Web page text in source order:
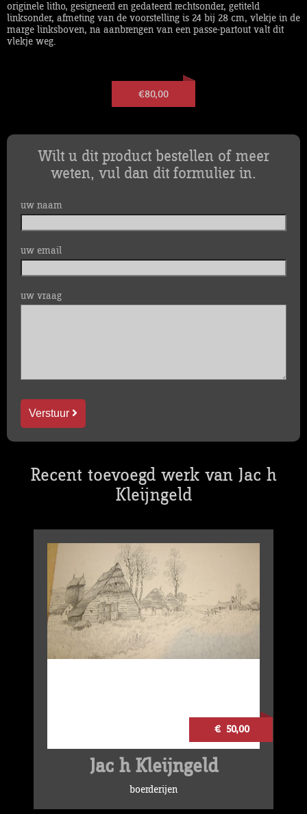
originele litho, gesigneerd en gedateerd rechtsonder, getiteld
linksonder, afmeting van de voorstelling is 24 bij 28 cm, vlekje in de
marge linksboven, na aanbrengen van een passe-partout valt dit
vlekje weg.
€80,00
Wilt u dit product bestellen of meer
weten, vul dan dit formulier in.
uw naam
uw email
uw vraag
Verstuur
Recent toevoegd werk van Jac h
Kleijngeld
€ 50,00
Jac h Kleijngeld
boerderijen